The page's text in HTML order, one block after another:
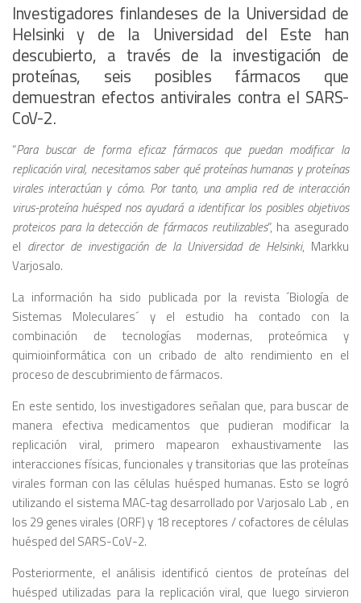
Investigadores finlandeses de la Universidad de
Helsinki y de la Universidad del Este han
descubierto, a través de la investigación de
proteínas, seis posibles fármacos que
demuestran efectos antivirales contra el SARS-
CoV-2.
“Para buscar de forma eficaz fármacos que puedan modificar la
replicación viral, necesitamos saber qué proteínas humanas y proteínas
virales interactúan y cómo. Por tanto, una amplia red de interacción
virus-proteína huésped nos ayudará a identificar los posibles objetivos
proteicos para la detección de fármacos reutilizables“, ha asegurado
el director de investigación de la Universidad de Helsinki, Markku
Varjosalo.
La información ha sido publicada por la revista ´Biología de
Sistemas Moleculares´ y el estudio ha contado con la
combinación de tecnologías modernas, proteómica y
quimioinformática con un cribado de alto rendimiento en el
proceso de descubrimiento de fármacos.
En este sentido, los investigadores señalan que, para buscar de
manera efectiva medicamentos que pudieran modificar la
replicación viral, primero mapearon exhaustivamente las
interacciones físicas, funcionales y transitorias que las proteínas
virales forman con las células huésped humanas. Esto se logró
utilizando el sistema MAC-tag desarrollado por Varjosalo Lab , en
los 29 genes virales (ORF) y 18 receptores / cofactores de células
huésped del SARS-CoV-2.
Posteriormente, el análisis identificó cientos de proteínas del
huésped utilizadas para la replicación viral, que luego sirvieron